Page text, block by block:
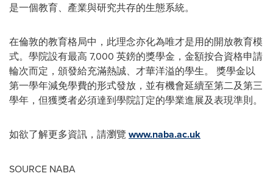
是一個教育、產業與研究共存的生態系統。
在倫敦的教育格局中，此理念亦化為唯才是用的開放教育模
式。學院設有最高 7,000 英鎊的獎學金，金額按合資格申請
輪次而定，頒發給充滿熱誠、才華洋溢的學生。 獎學金以
第一學年減免學費的形式發放，並有機會延續至第二及第三
學年，但獲獎者必須達到學院訂定的學業進展及表現準則。
如欲了解更多資訊，請瀏覽 www.naba.ac.uk
SOURCE NABA